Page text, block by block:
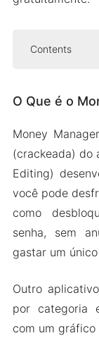
Contents
Recursos
Pc
Mais
Como
Editing)
As
O Que é o
Money
(crackeada) do
Editing)
você pode
como
senha, sem
gastar um
Outro
por categoria
com um gráfico